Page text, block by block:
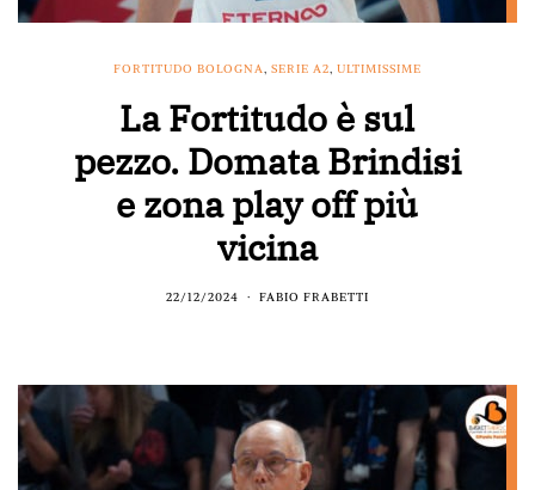
FORTITUDO BOLOGNA, SERIE A2, ULTIMISSIME
La Fortitudo è sul
pezzo. Domata Brindisi
e zona play off più
vicina
22/12/2024 FABIO FRABETTI